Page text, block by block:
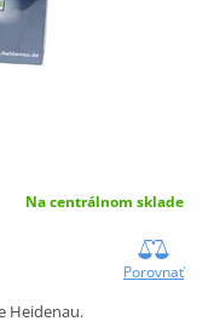
Na centrálnom sklade
Porovnať
Heidenau.